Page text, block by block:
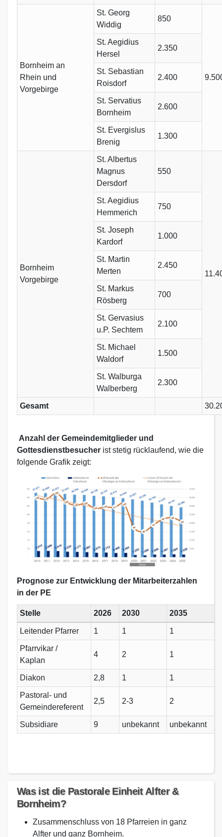
Bornheim an
Rhein und
Vorgebirge
St. Georg
Widdig
850
St. Aegidius
Hersel
2.350
St. Sebastian
Roisdorf
2.400
St. Servatius
Bornheim
2.600
St. Evergislus
Brenig
1.300
Bornheim
Vorgebirge
St. Albertus
Magnus
Dersdorf
550
St. Aegidius
Hemmerich
750
St. Joseph
Kardorf
1.000
St. Martin
Merten
2.450
St. Markus
Rösberg
700
St. Gervasius
u.P. Sechtem
2.100
St. Michael
Waldorf
1.500
St. Walburga
Walberberg
2.300
Gesamt
Anzahl der Gemeindemitglieder und
Gottesdienstbesucher ist stetig rücklaufend, wie die
folgende Grafik zeigt:
Prognose zur Entwicklung der Mitarbeiterzahlen
in der PE
Stelle 2026 2030 2035
Leitender Pfarrer 1 1 1
Pfarrvikar /
Kaplan
4 2 1
Diakon 2,8 1 1
Pastoral- und
Gemeindereferent
2,5 2-3 2
Subsidiare 9 unbekannt unbekannt
Was ist die Pastorale Einheit Alfter &
Bornheim?
Zusammenschluss von 18 Pfarreien in ganz
Alfter und ganz Bornheim.